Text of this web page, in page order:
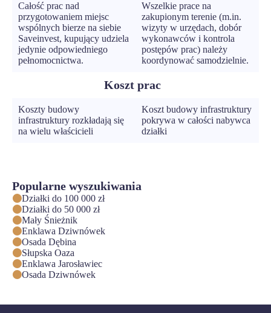
Całość prac nad
przygotowaniem miejsc
wspólnych bierze na siebie
Saveinvest, kupujący udziela
jedynie odpowiedniego
pełnomocnictwa.
Wszelkie prace na
zakupionym terenie (m.in.
wizyty w urzędach, dobór
wykonawców i kontrola
postępów prac) należy
koordynować samodzielnie.
Koszt prac
Koszty budowy
infrastruktury rozkładają się
na wielu właścicieli
Koszt budowy infrastruktury
pokrywa w całości nabywca
działki
Popularne wyszukiwania
Działki do 100 000 zł
Działki do 50 000 zł
Mały Śnieżnik
Enklawa Dziwnówek
Osada Dębina
Słupska Oaza
Enklawa Jarosławiec
Osada Dziwnówek